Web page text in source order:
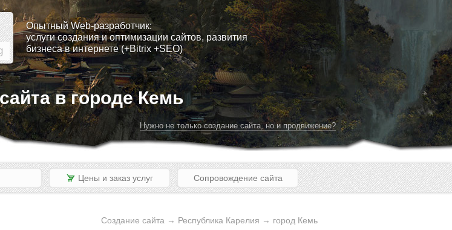
Опытный Web-разработчик:
услуги создания и оптимизации сайтов, развития
бизнеса в интернете (+Bitrix +SEO)
в городе Кемь
Нужно не только создание сайта, но и продвижение?
Цены и заказ услуг Сопровождение сайта
Создание сайта → Республика Карелия → город Кемь